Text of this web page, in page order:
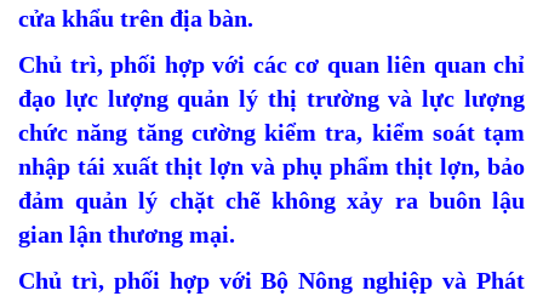
cửa khẩu trên địa bàn.
Chủ trì, phối hợp với các cơ quan liên quan chỉ
đạo lực lượng quản lý thị trường và lực lượng
chức năng tăng cường kiểm tra, kiểm soát tạm
nhập tái xuất thịt lợn và phụ phẩm thịt lợn, bảo
đảm quản lý chặt chẽ không xảy ra buôn lậu
gian lận thương mại.
Chủ trì, phối hợp với Bộ Nông nghiệp và Phát